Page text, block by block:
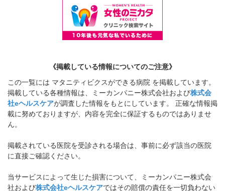
《掲載している情報についてのご注意》
この一覧には マタニティビクスができる病院 を掲載しています。
掲載している各種情報は、ミーカンパニー株式会社および株式会
社eヘルスケアが調査した情報をもとにしています。 正確な情報掲
載に努めておりますが、内容を完全に保証するものではありませ
ん。
掲載されている医院を受診される場合は、事前に必ず該当の医院
に直接ご確認ください。
当サービスによって生じた損害について、ミーカンパニー株式会
社および株式会社eヘルスケアではその賠償の責任を一切負わない